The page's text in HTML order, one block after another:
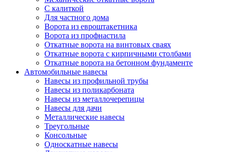
С калиткой
Для частного дома
Ворота из евроштакетника
Ворота из профнастила
Откатные ворота на винтовых сваях
Откатные ворота с кирпичными столбами
Откатные ворота на бетонном фундаменте
Автомобильные навесы
Навесы из профильной трубы
Навесы из поликарбоната
Навесы из металлочерепицы
Навесы для дачи
Металлические навесы
Треугольные
Консольные
Односкатные навесы